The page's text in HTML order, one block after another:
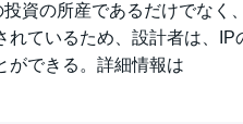
資の所産であるだけでなく
ているため、設計者は、IP
ができる。詳細情報は